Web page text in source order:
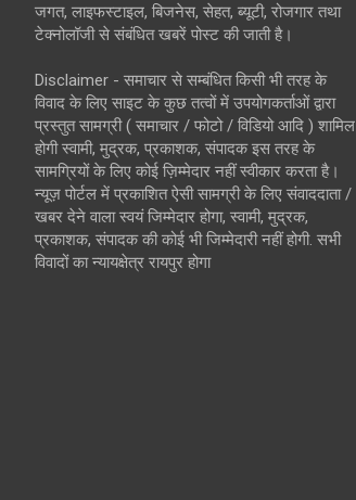
जगत, लाइफस्टाइल, बिजनेस, सेहत, ब्यूटी, रोजगार तथा
टेक्नोलॉजी से संबंधित खबरें पोस्ट की जाती है।
Disclaimer - समाचार से सम्बंधित किसी भी तरह के
विवाद के लिए साइट के कुछ तत्वों में उपयोगकर्ताओं द्वारा
प्रस्तुत सामग्री ( समाचार / फोटो / विडियो आदि ) शामिल
होगी स्वामी, मुद्रक, प्रकाशक, संपादक इस तरह के
सामग्रियों के लिए कोई ज़िम्मेदार नहीं स्वीकार करता है।
न्यूज़ पोर्टल में प्रकाशित ऐसी सामग्री के लिए संवाददाता /
खबर देने वाला स्वयं जिम्मेदार होगा, स्वामी, मुद्रक,
प्रकाशक, संपादक की कोई भी जिम्मेदारी नहीं होगी. सभी
विवादों का न्यायक्षेत्र रायपुर होगा